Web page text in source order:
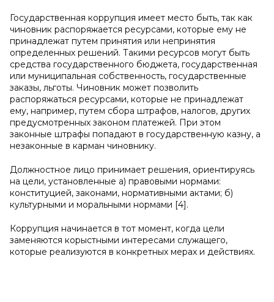
Государственная коррупция имеет место быть, так как
чиновник распоряжается ресурсами, которые ему не
принадлежат путем принятия или непринятия
определенных решений. Такими ресурсов могут быть
средства государственного бюджета, государственная
или муниципальная собственность, государственные
заказы, льготы. Чиновник может позволить
распоряжаться ресурсами, которые не принадлежат
ему, например, путем сбора штрафов, налогов, других
предусмотренных законом платежей. При этом
законные штрафы попадают в государственную казну, а
незаконные в карман чиновнику.
Должностное лицо принимает решения, ориентируясь
на цели, установленные а) правовыми нормами:
конституцией, законами, нормативными актами; б)
культурными и моральными нормами [4].
Коррупция начинается в тот момент, когда цели
заменяются корыстными интересами служащего,
которые реализуются в конкретных мерах и действиях.